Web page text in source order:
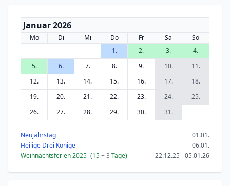
Januar 2026
Mo Di Mi Do Fr Sa
So
1.
2. 3.
4.
5.
6. 7. 8. 9. 10.
11.
12.
13. 14. 15. 16. 17.
18.
19.
20. 21. 22. 23. 24.
25.
26.
27. 28. 29. 30. 31.
Neujahrstag
01.01.
Heilige Drei Könige
06.01.
Weihnachtsferien 2025 (15+ 3 Tage) 22.12.25 - 05.01.26